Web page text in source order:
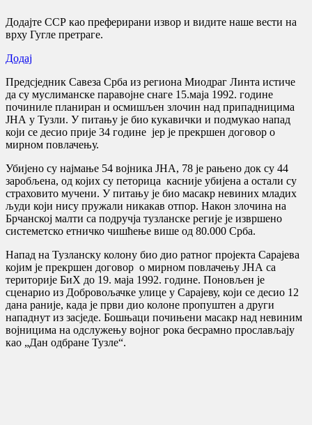
Додајте ССР као преферирани извор и видите наше вести на
врху Гугле претраге.
Додај
Предсједник Савеза Срба из региона Миодраг Линта истиче
да су муслиманске паравојне снаге 15.маја 1992. године
починиле планиран и осмишљен злочин над припадницима
ЈНА у Тузли. У питању је био кукавички и подмукао напад
који се десио прије 34 године јер је прекршен договор о
мирном повлачењу.
Убијено су најмање 54 војника ЈНА, 78 је рањено док су 44
заробљена, од којих су петорица касније убијена а остали су
страховито мучени. У питању је био масакр невиних младих
људи који нису пружали никакав отпор. Након злочина на
Брчанској малти са подручја тузланске регије је извршено
системетско етничко чишћење више од 80.000 Срба.
Напад на Тузланску колону био дио ратног пројекта Сарајева
којим је прекршен договор о мирном повлачењу ЈНА са
територије БиХ до 19. маја 1992. године. Поновљен је
сценарио из Добровољачке улице у Сарајеву, који се десио 12
дана раније, када је први дио колоне пропуштен а други
нападнут из засједе. Бошњаци почињени масакр над невиним
војницима на одслужењу војног рока бесрамно прослављају
као „Дан одбране Тузле“.